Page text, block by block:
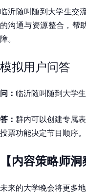
临沂随叫随到大学生交
的沟通与资源整合，帮
障。
模拟用户问答
问： 临沂随叫随到大学
答： 群内可以创建专属
投票功能决定节目顺序。
【内容策略师洞
未来的大学晚会将更多